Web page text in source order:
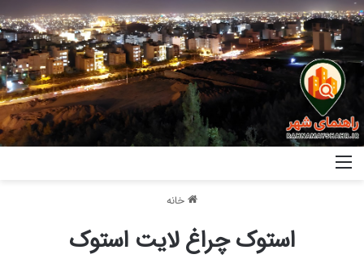
خانه
استوک چراغ لایت استوک